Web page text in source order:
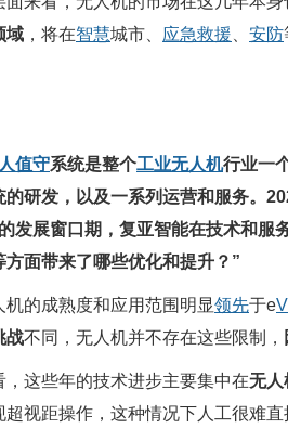
域 ，将在智慧城市、 应急救援 安防
值守系统是整个工业无人机行业一
研发，以及一系列运营和服务。
发展窗口期，复亚智能在技术和服
面带来了哪些优化和提升？”
机的成熟度和应用范围明显领先于e
战不同，无人机并不存在这些限制，
，这些年的技术进步主要集中在无人
超视距操作，这种情况下人工很难